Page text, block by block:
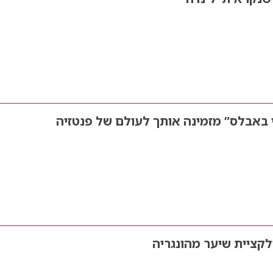
באבלס” מזמינה אותך לעולם של פנטזיה
שיער מהונגריה